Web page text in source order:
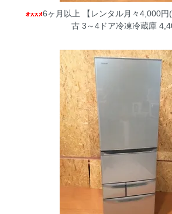
6ヶ月以上 【レンタル月々4,000円
古 3～4ドア冷凍冷蔵庫